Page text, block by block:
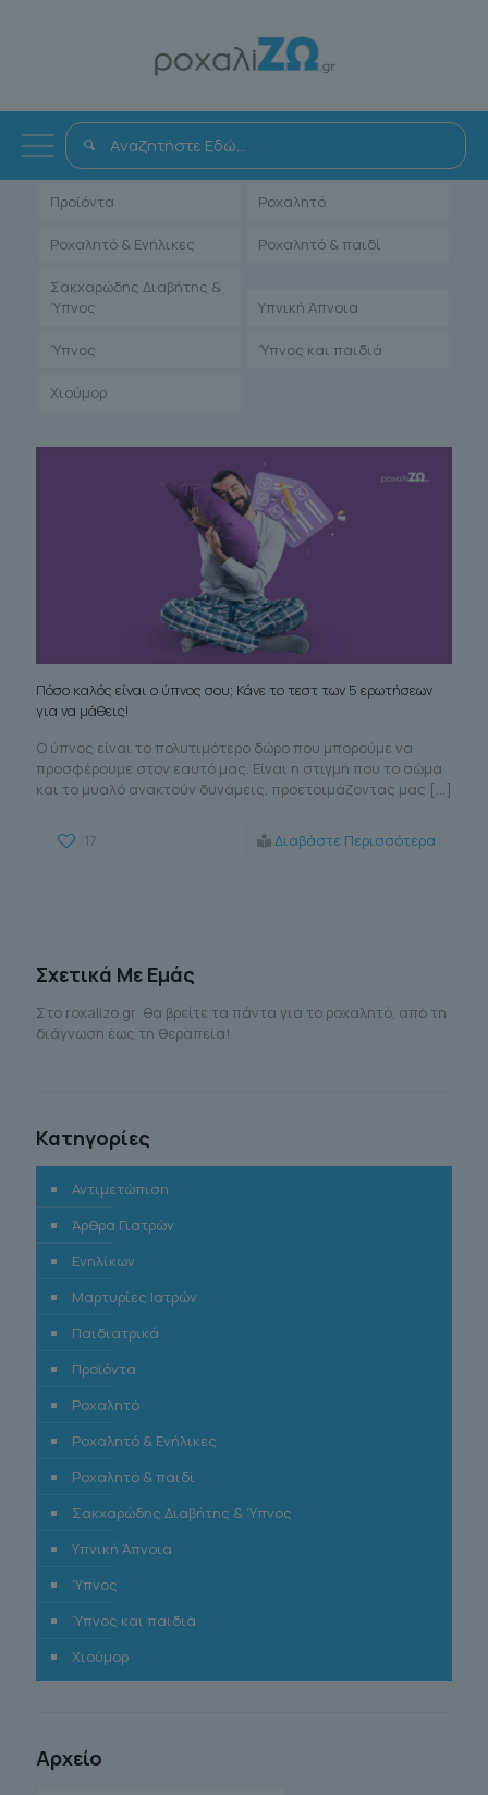
Αντιμετώπιση
Άρθρα Γιατρών Ενηλίκων
Μαρτυρίες Ιατρών
Προϊόντα Ροχαλητό
Ροχαλητό & Ενήλικες Ροχαλητό & παιδί
Σακχαρώδης Διαβήτης &
Ύπνος
Υπνική Άπνοια
Ύπνος Ύπνος και παιδιά
Χιούμορ
Πόσο καλός είναι ο ύπνος σου; Κάνε το τεστ των 5 ερωτήσεων
για να μάθεις!
Ο ύπνος είναι το πολυτιμότερο δώρο που μπορούμε να
προσφέρουμε στον εαυτό μας. Είναι η στιγμή που το σώμα
και το μυαλό ανακτούν δυνάμεις, προετοιμάζοντας μας […]
17 Διαβάστε Περισσότερα
Σχετικά Με Εμάς
Στο roxalizo.gr θα βρείτε τα πάντα για το ροχαλητό, από τη
διάγνωση έως τη θεραπεία!
Κατηγορίες
Αντιμετώπιση
Άρθρα Γιατρών
Ενηλίκων
Μαρτυρίες Ιατρών
Παιδιατρικά
Προϊόντα
Ροχαλητό
Ροχαλητό & Ενήλικες
Ροχαλητό & παιδί
Σακχαρώδης Διαβήτης & Ύπνος
Υπνική Άπνοια
Ύπνος
Ύπνος και παιδιά
Χιούμορ
Αρχείο